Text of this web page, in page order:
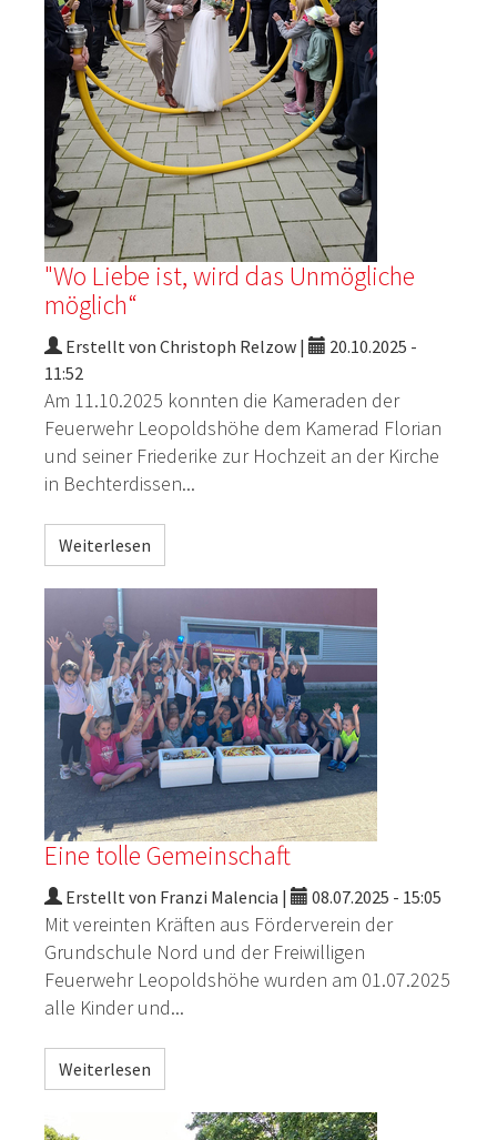
"Wo Liebe ist, wird das Unmögliche
möglich“
Erstellt von Christoph Relzow |
20.10.2025 -
11:52
Am 11.10.2025 konnten die Kameraden der
Feuerwehr Leopoldshöhe dem Kamerad Florian
und seiner Friederike zur Hochzeit an der Kirche
in Bechterdissen...
Weiterlesen
Eine tolle Gemeinschaft
Erstellt von Franzi Malencia | 08.07.2025 - 15:05
Mit vereinten Kräften aus Förderverein der
Grundschule Nord und der Freiwilligen
Feuerwehr Leopoldshöhe wurden am 01.07.2025
alle Kinder und...
Weiterlesen